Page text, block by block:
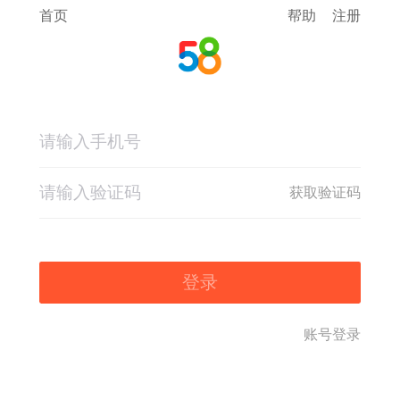
首页 帮助 注册
获取验证码
登录
账号登录